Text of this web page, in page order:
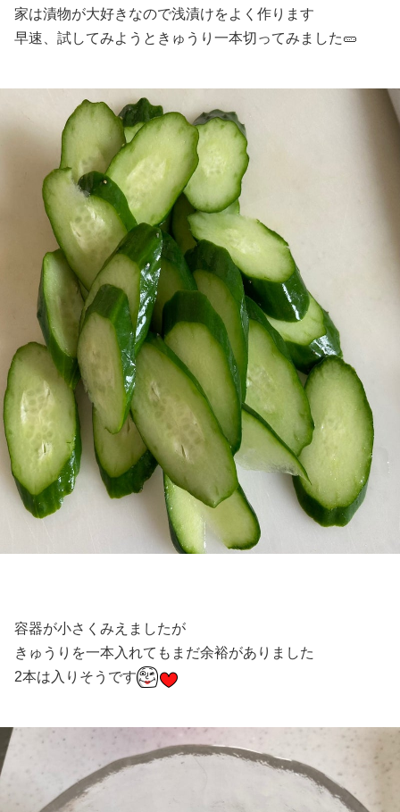
家は漬物が大好きなので浅漬けをよく作ります
早速、試してみようときゅうり一本切ってみました🥒
容器が小さくみえましたが
きゅうりを一本入れてもまだ余裕がありました
2本は入りそうです